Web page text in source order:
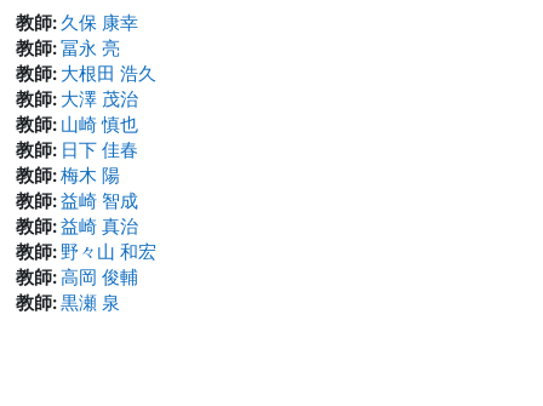
教師: 久保 康幸
教師:冨永 亮
教師: 大根田 浩久
教師: 大澤 茂治
教師: 山崎 慎也
教師: 日下 佳春
教師:梅木 陽
教師:益崎 智成
教師:益崎 真治
教師:野々山 和宏
教師:高岡 俊輔
教師:黒瀬 泉